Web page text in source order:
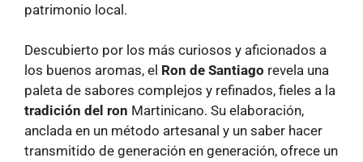
patrimonio local.
Descubierto por los más curiosos y aficionados a
los buenos aromas, el Ron de Santiago revela una
paleta de sabores complejos y refinados, fieles a la
tradición del ron Martinicano. Su elaboración,
anclada en un método artesanal y un saber hacer
transmitido de generación en generación, ofrece un